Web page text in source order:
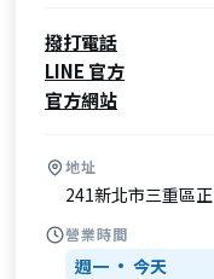
撥打電話
LINE 官方
官方網站
地址
241新北市三重區
營業時間
週一